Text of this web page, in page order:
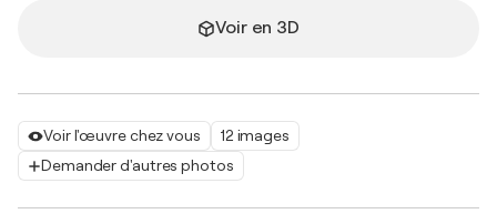
Voir l'œuvre chez vous
12 images
Demander d'autres photos
Voir en 3D